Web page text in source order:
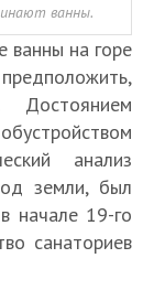
ванны.
ванны на горе
анализ
земли, был
начале 19-го
санаториев